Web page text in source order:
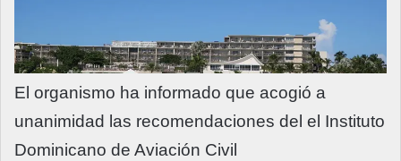
El organismo ha informado que acogió a
unanimidad las recomendaciones del el Instituto
Dominicano de Aviación Civil